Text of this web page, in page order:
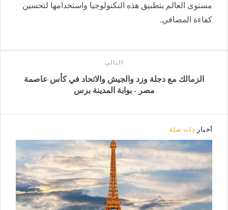
مستوى العالم بتطبيق هذه التكنولوجيا واستخدامها لتحسين
كفاءة المصافي.
التالى
الزمالك مع دجلة وزد والجيش والاتحاد في كأس عاصمة
مصر - بوابة المدينة برس
أخبار ذات صلة